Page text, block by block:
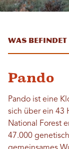
Was befindet
Pando
Pando ist eine
sich über ein 43
National Forest
47.000